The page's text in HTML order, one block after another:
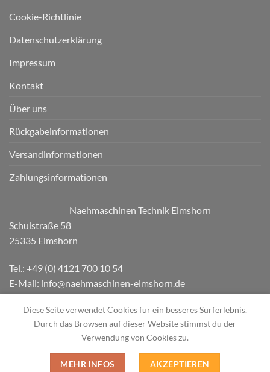
Cookie-Richtlinie
Datenschutzerklärung
Impressum
Kontakt
Über uns
Rückgabeinformationen
Versandinformationen
Zahlungsinformationen
Naehmaschinen Technik Elmshorn
Schulstraße 58
25335 Elmshorn
Tel.: +49 (0) 4121 700 10 54
E-Mail: info@naehmaschinen-elmshorn.de
Diese Seite verwendet Cookies für ein besseres Surferlebnis.
Durch das Browsen auf dieser Website stimmst du der
Verwendung von Cookies zu.
MEHR INFOS AKZEPTIEREN